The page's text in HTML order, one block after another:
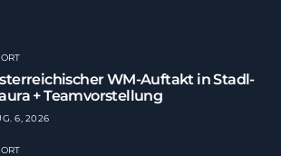
WM-Auftakt in Stadl-
+ Teamvorstellung
6, 2026